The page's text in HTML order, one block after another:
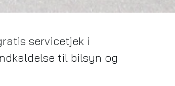
servicetjek i
til bilsyn og